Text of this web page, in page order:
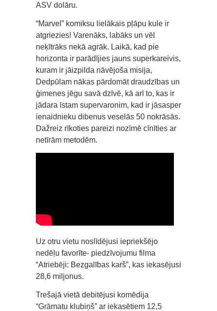
ASV dolāru.
“Marvel” komiksu lielākais pļāpu kule ir
atgriezies! Varenāks, labāks un vēl
neķītrāks nekā agrāk. Laikā, kad pie
horizonta ir parādījies jauns superkareivis,
kuram ir jāizpilda nāvējoša misija,
Dedpūlam nākas pārdomāt draudzības un
ģimenes jēgu savā dzīvē, kā arī to, kas ir
jādara īstam supervaronim, kad ir jāsasper
ienaidnieku dibenus veselās 50 nokrāsās.
Dažreiz rīkoties pareizi nozīmē cīnīties ar
netīrām metodēm.
Uz otru vietu noslīdējusi iepriekšējo
nedēļu favorīte- piedzīvojumu filma
“Atriebēji: Bezgalības karš”, kas iekasējusi
28,6 miljonus.
Trešajā vietā debitējusi komēdija
“Grāmatu klubiņš” ar iekasētiem 12,5